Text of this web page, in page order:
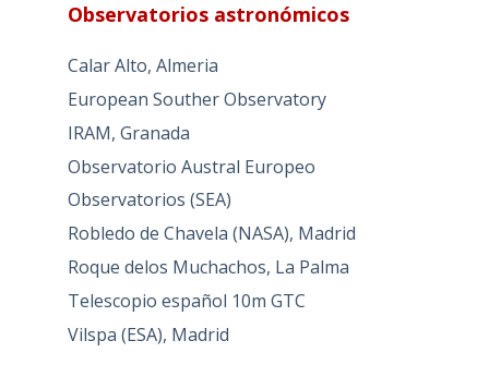
Observatorios astronómicos
Calar Alto, Almeria
European Souther Observatory
IRAM, Granada
Observatorio Austral Europeo
Observatorios (SEA)
Robledo de Chavela (NASA), Madrid
Roque delos Muchachos, La Palma
Telescopio español 10m GTC
Vilspa (ESA), Madrid